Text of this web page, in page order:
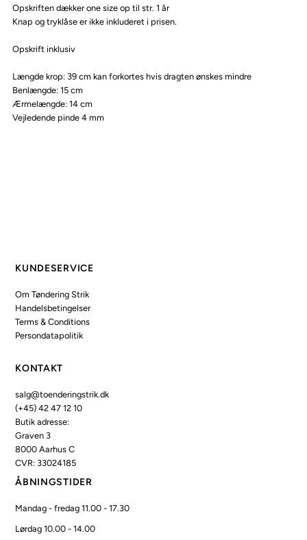
Opskriften dækker one size op til str. 1 år
Knap og tryklåse er ikke inkluderet i prisen.
Opskrift inklusiv
Længde krop: 39 cm kan forkortes hvis dragten ønskes mindre
Benlængde: 15 cm
Ærmelængde: 14 cm
Vejledende pinde 4 mm
KUNDESERVICE
Om Tøndering Strik
Handelsbetingelser
Terms & Conditions
Persondatapolitik
KONTAKT
salg@toenderingstrik.dk
(+45) 42 47 12 10
Butik adresse:
Graven 3
8000 Aarhus C
CVR: 33024185
ÅBNINGSTIDER
Mandag - fredag 11.00 - 17.30
Lørdag 10.00 - 14.00